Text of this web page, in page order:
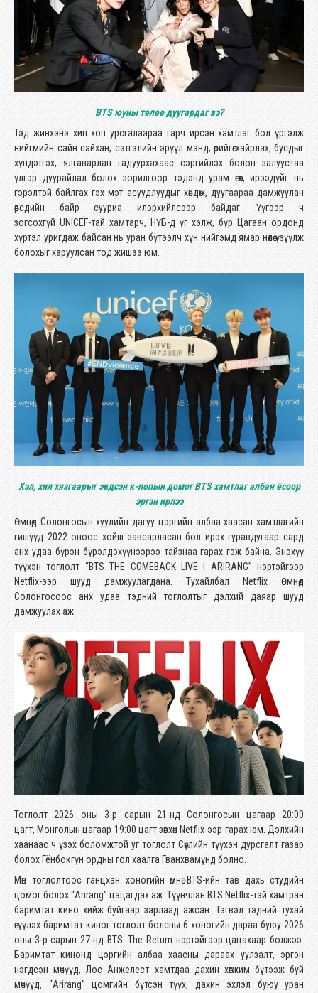
BTS юуны төлөө дуугардаг вэ?
Тэд жинхэнэ хип хоп урсгалаараа гарч ирсэн хамтлаг бол үргэлж
нийгмийн сайн сайхан, сэтгэлийн эрүүл мэнд, өөрийгөө хайрлах, бусдыг
хүндэтгэх, ялгаварлан гадуурхахаас сэргийлэх болон залуустаа
үлгэр дуурайлал болох зорилгоор тэдэнд урам өгөх, ирээдүйг нь
гэрэлтэй байлгах гэх мэт асуудлуудыг хөндөж, дуугаараа дамжуулан
өөрсдийн байр сууриа илэрхийлсээр байдаг. Үүгээр ч
зогсохгүй UNICEF-тай хамтарч, НҮБ-д үг хэлж, бүр Цагаан ордонд
хүртэл уригдаж байсан нь уран бүтээлч хүн нийгэмд ямар нөлөө үзүүлж
болохыг харуулсан тод жишээ юм.
Хэл, хил хязгаарыг эвдсэн к-попын домог BTS хамтлаг албан ёсоор
эргэн ирлээ
Өмнөд Солонгосын хуулийн дагуу цэргийн албаа хаасан хамтлагийн
гишүүд 2022 оноос хойш завсарласан бол ирэх гуравдугаар сард
анх удаа бүрэн бүрэлдэхүүнээрээ тайзнаа гарах гэж байна. Энэхүү
түүхэн тоглолт “BTS THE COMEBACK LIVE | ARIRANG” нэртэйгээр
Netflix-ээр шууд дамжуулагдана. Тухайлбал Netflix Өмнөд
Солонгосоос анх удаа тэдний тоглолтыг дэлхий даяар шууд
дамжуулах аж.
Тоглолт 2026 оны 3-р сарын 21-нд Солонгосын цагаар 20:00
цагт, Монголын цагаар 19:00 цагт зөвхөн Netflix-ээр гарах юм. Дэлхийн
хаанаас ч үзэх боломжтой уг тоглолт Сөүлийн түүхэн дурсгалт газар
болох Гёнбокгүн ордны гол хаалга Гванхвамүнд болно.
Мөн тоглолтоос ганцхан хоногийн өмнө BTS-ийн тав дахь студийн
цомог болох “Arirang” цацагдах аж. Түүнчлэн BTS Netflix-тэй хамтран
баримтат кино хийж буйгаар зарлаад ажсан. Тэгвэл тэдний тухай
өгүүлэх баримтат киног тоглолт болсны 6 хоногийн дараа буюу 2026
оны 3-р сарын 27-нд BTS: The Return нэртэйгээр цацахаар болжээ.
Баримтат кинонд цэргийн албаа хаасны дараах уулзалт, эргэн
нэгдсэн мөчүүд, Лос Анжелест хамтдаа дахин хөгжим бүтээж буй
мөчүүд, “Arirang” цомгийн бүтсэн түүх, дахин эхлэл буюу уран